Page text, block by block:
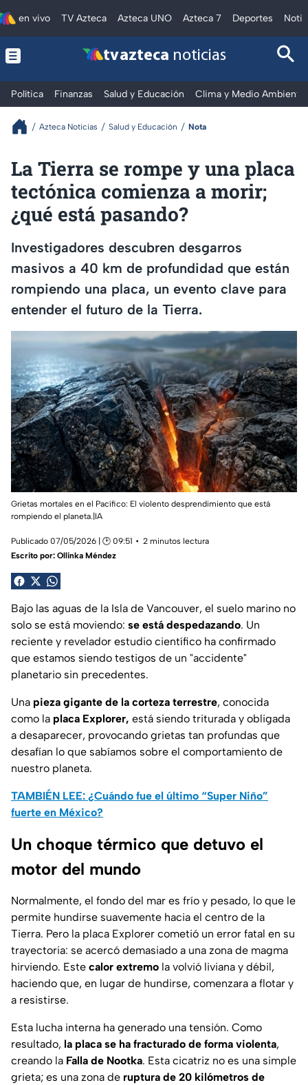
en vivo TV Azteca Azteca UNO Azteca 7 Deportes
tv azteca noticias
Política Finanzas Salud y Educación Clima y Medio Ambiente
Azteca Noticias Salud y Educación Nota
La Tierra se rompe y una placa
tectónica comienza a morir;
¿qué está pasando?
Investigadores descubren desgarros
masivos a 40 km de profundidad que están
rompiendo una placa, un evento clave para
entender el futuro de la Tierra.
Grietas mortales en el Pacífico: El violento desprendimiento que está
rompiendo el planeta.|IA
Publicado 07/05/2026 | 🕑 09:51
2 minutos lectura
Escrito por: Ollinka Méndez
Bajo las aguas de la Isla de Vancouver, el suelo marino no
solo se está moviendo: se está despedazando. Un
reciente y revelador estudio científico ha confirmado
que estamos siendo testigos de un "accidente"
planetario sin precedentes.
Una pieza gigante de la corteza terrestre, conocida
como la placa Explorer, está siendo triturada y obligada
a desaparecer, provocando grietas tan profundas que
desafían lo que sabíamos sobre el comportamiento de
nuestro planeta.
TAMBIÉN LEE: ¿Cuándo fue el último “Super Niño”
fuerte en México?
Un choque térmico que detuvo el
motor del mundo
Normalmente, el fondo del mar es frío y pesado, lo que le
permite hundirse suavemente hacia el centro de la
Tierra. Pero la placa Explorer cometió un error fatal en su
trayectoria: se acercó demasiado a una zona de magma
hirviendo. Este calor extremo la volvió liviana y débil,
haciendo que, en lugar de hundirse, comenzara a flotar y
a resistirse.
Esta lucha interna ha generado una tensión. Como
resultado, la placa se ha fracturado de forma violenta,
creando la Falla de Nootka. Esta cicatriz no es una simple
grieta; es una zona de ruptura de 20 kilómetros de